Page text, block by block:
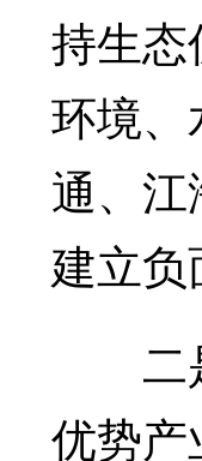
持生
环境
通、
建立
二是
优势